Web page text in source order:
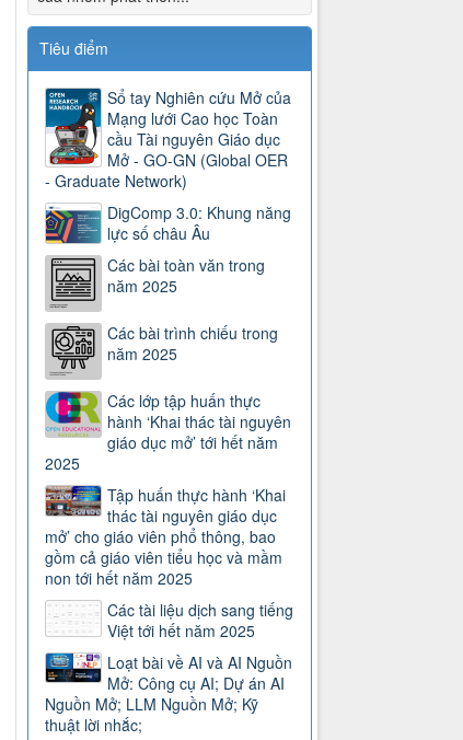
Tiêu điểm
Sổ tay Nghiên cứu Mở của
Mạng lưới Cao học Toàn
cầu Tài nguyên Giáo dục
Mở - GO-GN (Global OER
- Graduate Network)
DigComp 3.0: Khung năng
lực số châu Âu
Các bài toàn văn trong
năm 2025
Các bài trình chiếu trong
năm 2025
Các lớp tập huấn thực
hành ‘Khai thác tài nguyên
giáo dục mở’ tới hết năm
2025
Tập huấn thực hành ‘Khai
thác tài nguyên giáo dục
mở’ cho giáo viên phổ thông, bao
gồm cả giáo viên tiểu học và mầm
non tới hết năm 2025
Các tài liệu dịch sang tiếng
Việt tới hết năm 2025
Loạt bài về AI và AI Nguồn
Mở: Công cụ AI; Dự án AI
Nguồn Mở; LLM Nguồn Mở; Kỹ
thuật lời nhắc;